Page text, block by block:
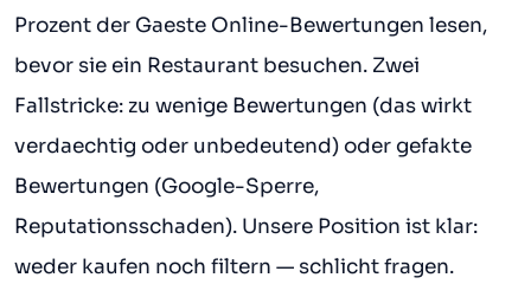
Prozent der Gaeste Online-Bewertungen lesen,
bevor sie ein Restaurant besuchen. Zwei
Fallstricke: zu wenige Bewertungen (das wirkt
verdaechtig oder unbedeutend) oder gefakte
Bewertungen (Google-Sperre,
Reputationsschaden). Unsere Position ist klar:
weder kaufen noch filtern — schlicht fragen.